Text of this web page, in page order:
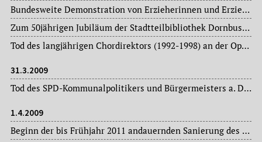
Bundesweite Demonstration von Erzieherinnen und Erziehern in der Innenstadt für besseren Gesundheitsschutz und höheres Gehalt.
Zum 50jährigen Jubiläum der Stadtteilbibliothek Dornbusch liest die Autorin Dagmar Chidolue aus ihren Kinderbüchern.
Tod des langjährigen Chordirektors (1992-1998) an der Oper Frankfurt: Johannes Mikkelsen im Alter von 67 Jahren.
31.3.2009
Tod des SPD-Kommunalpolitikers und Bürgermeisters a. D. Martin Berg (1932-2009), langjähriger Stadtbezirksvorsteher, Stadtverordneter (ab 1968), Mitglied des Magistrats (ab 1972) und Bürgermeister der Stadt Frankfurt am Main (1976-1982).
1.4.2009
Beginn der bis Frühjahr 2011 andauernden Sanierung des Gesellschaftshauses im Palmengarten.